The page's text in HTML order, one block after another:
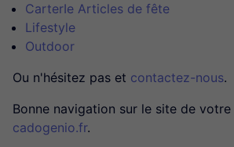
CarterIe Articles de fête
Lifestyle
Outdoor
Ou n'hésitez pas et contactez-nous.
Bonne navigation sur le site de
cadogenio.fr.